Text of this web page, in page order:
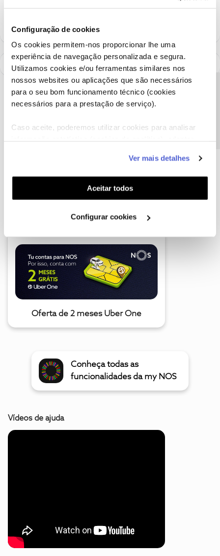
Configuração de cookies
Os cookies permitem-nos proporcionar lhe uma
experiência de navegação personalizada e segura.
Utilizamos cookies e/ou ferramentas similares nos
nossos websites ou aplicações que são necessários
para o seu bom funcionamento técnico (cookies
necessários para a prestação de serviço).
Caso aceite, poderemos utilizar cookies para analisar
funcionalidades (cookies de personalização e
funcionalidade) e adaptar anúncios aos seus interesses
(cookies de publicidade personalizada). Pode gerir a
utilização dos cookies clicando em "Configurar
Ver mais detalhes
Aceitar todos
Configurar cookies
Oferta de 2 meses Uber One
Conheça todas as
funcionalidades da my NOS
Vídeos de ajuda